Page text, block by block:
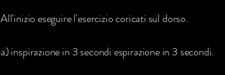
All'inizio eseguire l'esercizio coricati sul dorso.
a) inspirazione in 3 secondi espirazione in 3 secondi.